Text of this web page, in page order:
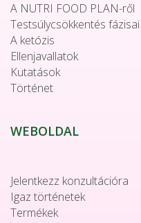
A NUTRI FOOD PLAN-ről
Testsúlycsökkentés fázisai
A ketózis
Ellenjavallatok
Kutatások
Történet
WEBOLDAL
Jelentkezz konzultációra
Igaz történetek
Termékek